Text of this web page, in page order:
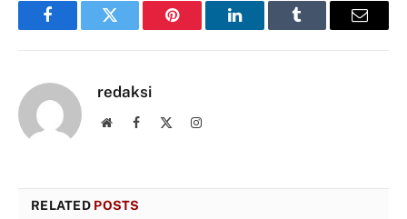
FacebookTwitter Pinterest LinkedInTumblr Email
redaksi
WebsiteFacebook Instagram
RELATED POSTS